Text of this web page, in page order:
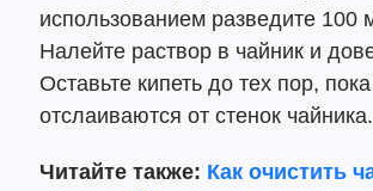
использованием разведите
Налейте раствор в чайник и
Оставьте кипеть до тех пор,
отслаиваются от стенок чайника.
Читайте также: Как очистить